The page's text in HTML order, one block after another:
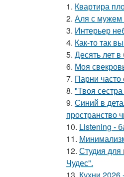
1. Квартира
2. Аля с мужем
3. Интерьер
4. Как-то так
5. Десять лет
6. Моя
7. Парни часто
8. "Твоя
9. Синий в
пространство
10. Listening -
11.
12. Студия для
Чудес".